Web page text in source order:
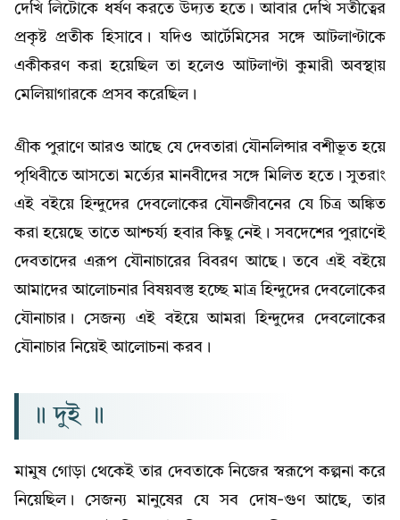
দেখি লিটোকে ধর্ষণ করতে উদ্যত হতে। আবার দেখি সতীত্বের
প্রকৃষ্ট প্রতীক হিসাবে। যদিও আর্টেমিসের সঙ্গে আটলাণ্টাকে
একীকরণ করা হয়েছিল তা হলেও আটলাণ্টা কুমারী অবস্থায়
মেলিয়াগারকে প্রসব করেছিল।
গ্রীক পুরাণে আরও আছে যে দেবতারা যৌনলিন্সার বশীভূত হয়ে
পৃথিবীতে আসতো মর্ত্যের মানবীদের সঙ্গে মিলিত হতে। সুতরাং
এই বইয়ে হিন্দুদের দেবলোকের যৌনজীবনের যে চিত্র অঙ্কিত
করা হয়েছে তাতে আশ্চৰ্য্য হবার কিছু নেই। সবদেশের পুরাণেই
দেবতাদের এরূপ যৌনাচারের বিবরণ আছে। তবে এই বইয়ে
আমাদের আলোচনার বিষয়বস্তু হচ্ছে মাত্র হিন্দুদের দেবলোকের
যৌনাচার। সেজন্য এই বইয়ে আমরা হিন্দুদের দেবলোকের
যৌনাচার নিয়েই আলোচনা করব।
॥ দুই ॥
মামুষ গোড়া থেকেই তার দেবতাকে নিজের স্বরূপে কল্পনা করে
নিয়েছিল। সেজন্য মানুষের যে সব দোষ-গুণ আছে, তার